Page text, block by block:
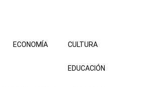
ECONOMÍA CULTURA
EDUCACIÓN